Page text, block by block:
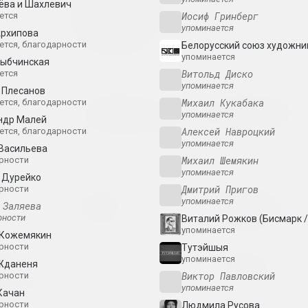
проект
2025. фестиваль
Владимир Парфенок
Вильнюсский альбом
2024. персональная выставка
Иногда я
за воздух
2024. масштабная
выставка
Свет и потери на
Страсти по
архитектуре
2024. масштабная
Руслан
Николаев
2024
2024. персональная выставка
Леся Пчёлка
2024. персональная
и Шахлевич
благодарности
благодарности
Малей
благодарности
Иосиф Гринберг
упоминается
Белорусский союз
упоминается
Витольд Диско
упоминается
Михаил Кукабака
упоминается
Алексей Навроцкий
упоминается
Михаил Шемякин
упоминается
Дмитрий Пригов
упоминается
Виталий Рожков (Бисмарк
упоминается
Тутэйшыя
упоминается
Виктор Павловский
упоминается
Людмила Русова